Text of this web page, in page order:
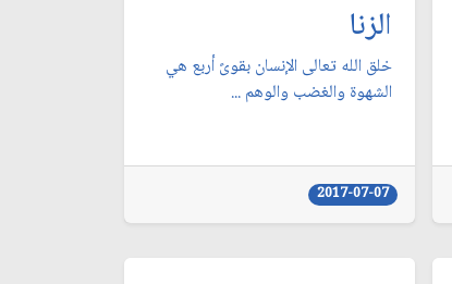
الزنا
خلق الله تعالى الإنسان بقوىً أربع هي
الشهوة والغضب والوهم ...
2017-07-07